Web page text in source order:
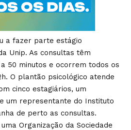
a fazer parte estágio
Unip. As consultas têm
50 minutos e ocorrem todos os
O plantão psicológico atende
cinco estagiários, um
um representante do Instituto
de perto as consultas.
Organização da Sociedade